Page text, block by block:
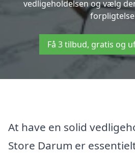
vedligeholdelsen og vælg
Få 3 tilbud, gratis og
At have en solid
Store Darum er